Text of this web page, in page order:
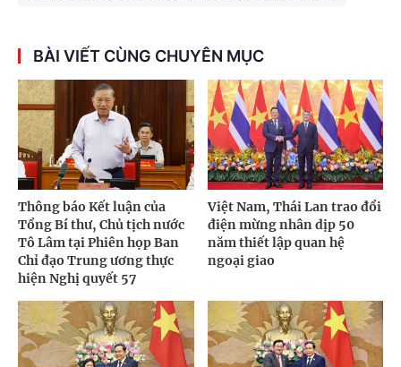
BÀI VIẾT CÙNG CHUYÊN MỤC
Thông báo Kết luận của
Tổng Bí thư, Chủ tịch nước
Tô Lâm tại Phiên họp Ban
Chỉ đạo Trung ương thực
hiện Nghị quyết 57
Việt Nam, Thái Lan trao đổi
điện mừng nhân dịp 50
năm thiết lập quan hệ
ngoại giao